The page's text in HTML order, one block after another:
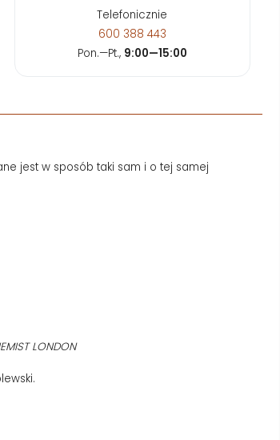
Telefonicznie
600 388 443
Pon.—Pt., 9:00—15:00
jest w sposób taki sam i o tej samej
LONDON